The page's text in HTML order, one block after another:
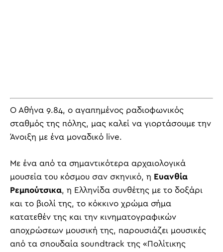
Ο Αθήνα 9.84, ο αγαπημένος ραδιοφωνικός
σταθμός της πόλης, μας καλεί να γιορτάσουμε την
Άνοιξη με ένα μοναδικό live.
Με ένα από τα σημαντικότερα αρχαιολογικά
μουσεία του κόσμου σαν σκηνικό, η Ευανθία
Ρεμπούτσικα, η Ελληνίδα συνθέτης με το δοξάρι
και το βιολί της, το κόκκινο χρώμα σήμα
κατατεθέν της και την κινηματογραφικών
αποχρώσεων μουσική της, παρουσιάζει μουσικές
από τα σπουδαία soundtrack της «Πολίτικης